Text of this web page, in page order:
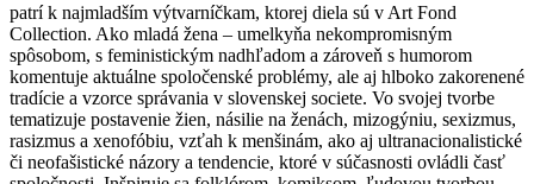
patrí k najmladším výtvarníčkam, ktorej diela sú v Art Fond
Collection. Ako mladá žena – umelkyňa nekompromisným
spôsobom, s feministickým nadhľadom a zároveň s humorom
komentuje aktuálne spoločenské problémy, ale aj hlboko zakorenené
tradície a vzorce správania v slovenskej societe. Vo svojej tvorbe
tematizuje postavenie žien, násilie na ženách, mizogýniu, sexizmus,
rasizmus a xenofóbiu, vzťah k menšinám, ako aj ultranacionalistické
či neofašistické názory a tendencie, ktoré v súčasnosti ovládli časť